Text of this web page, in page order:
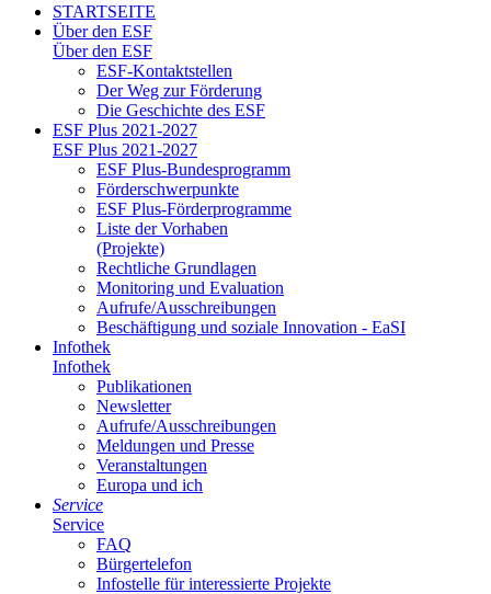
STARTSEITE
Über den ESF
Über den ESF
ESF-Kon­takt­stel­len
Der Weg zur För­de­rung
Die Ge­schich­te des ESF
ESF Plus 2021-2027
ESF Plus 2021-2027
ESF Plus-Bun­des­pro­gramm
För­der­schwer­punk­te
ESF Plus-För­der­pro­gram­me
Lis­te der Vor­ha­ben
(Pro­jek­te)
Recht­li­che Grund­la­gen
Mo­ni­to­ring und Eva­lua­ti­on
Auf­ru­fe/Aus­schrei­bun­gen
Be­schäf­ti­gung und so­zia­le In­no­va­ti­on - Ea­SI
In­fo­thek
In­fo­thek
Pu­bli­ka­tio­nen
Newslet­ter
Auf­ru­fe/Aus­schrei­bun­gen
Mel­dun­gen und Pres­se
Ver­an­stal­tun­gen
Eu­ro­pa und ich
Ser­vice
Ser­vice
FAQ
Bür­ger­te­le­fon
In­fo­stel­le für in­ter­es­sier­te Pro­jek­te